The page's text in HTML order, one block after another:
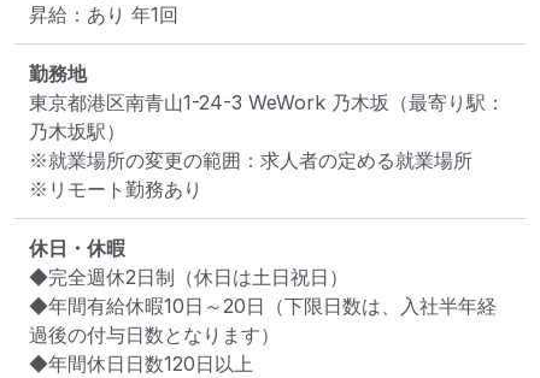
昇給：あり 年1回
勤務地
東京都港区南青山1-24-3 WeWork 乃木坂 （最寄り駅：
乃木坂駅）
※就業場所の変更の範囲：求人者の定める就業場所
※リモート勤務あり
休日・休暇
◆完全週休2日制（休日は土日祝日）
◆年間有給休暇10日～20日（下限日数は、入社半年経
過後の付与日数となります）
◆年間休日日数120日以上